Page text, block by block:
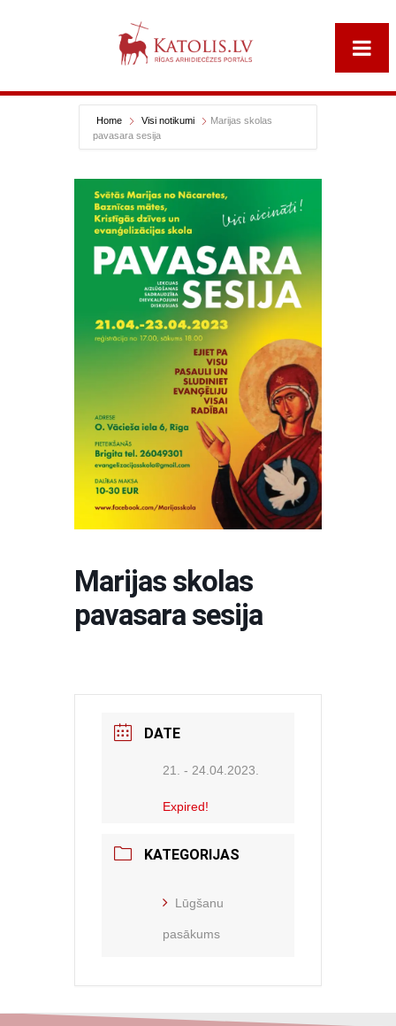
Home Visi notikumi
Marijas skolas
pavasara sesija
Marijas skolas
pavasara sesija
DATE
21. - 24.04.2023.
Expired!
KATEGORIJAS
Lūgšanu
pasākums